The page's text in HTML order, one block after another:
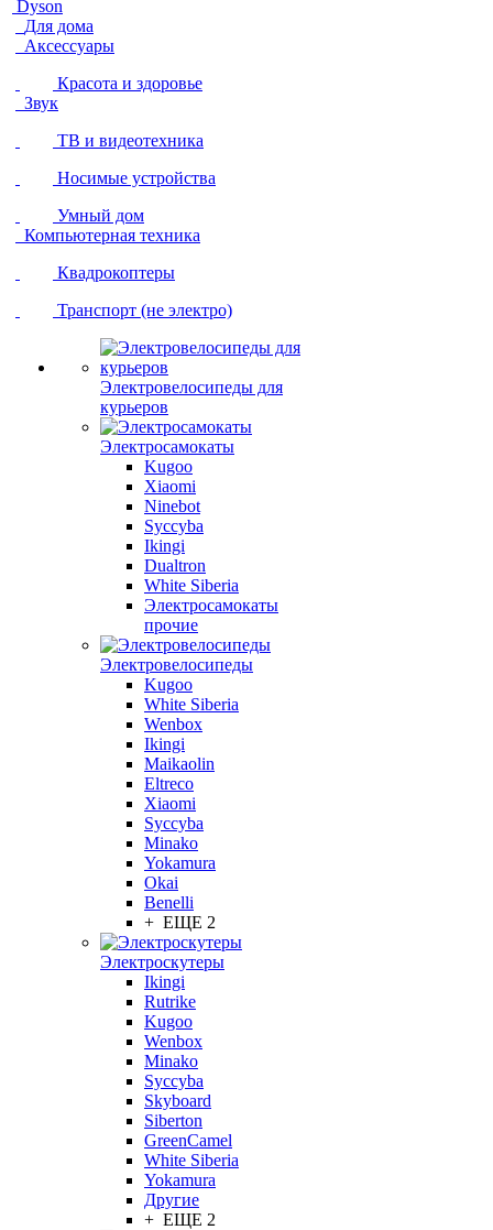
Dyson
Для дома
Аксессуары
Красота и здоровье
Звук
ТВ и видеотехника
Носимые устройства
Умный дом
Компьютерная техника
Квадрокоптеры
Транспорт (не электро)
Электровелосипеды для
курьеров
Электросамокаты
Kugoo
Xiaomi
Ninebot
Syccyba
Ikingi
Dualtron
White Siberia
Электросамокаты
прочие
Электровелосипеды
Kugoo
White Siberia
Wenbox
Ikingi
Maikaolin
Eltreco
Xiaomi
Syccyba
Minako
Yokamura
Okai
Benelli
+ ЕЩЕ 2
Электроскутеры
Ikingi
Rutrike
Kugoo
Wenbox
Minako
Syccyba
Skyboard
Siberton
GreenCamel
White Siberia
Yokamura
Другие
+ ЕЩЕ 2